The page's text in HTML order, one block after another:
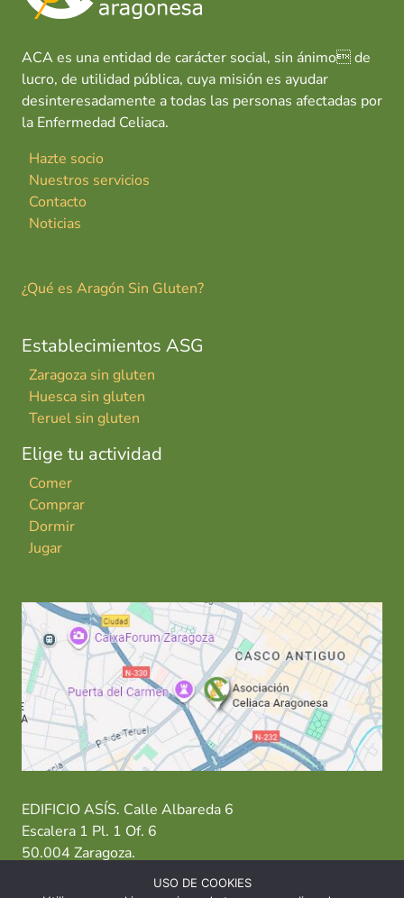
ACA es una entidad de carácter social, sin ánimo de
lucro, de utilidad pública, cuya misión es ayudar
desinteresadamente a todas las personas afectadas por
la Enfermedad Celiaca.
Hazte socio
Nuestros servicios
Contacto
Noticias
¿Qué es Aragón Sin Gluten?
Establecimientos ASG
Zaragoza sin gluten
Huesca sin gluten
Teruel sin gluten
Elige tu actividad
Comer
Comprar
Dormir
Jugar
EDIFICIO ASÍS. Calle Albareda 6
Escalera 1 Pl. 1 Of. 6
50.004 Zaragoza.
T: 976 484 949 M: 635 638 563
USO DE COOKIES